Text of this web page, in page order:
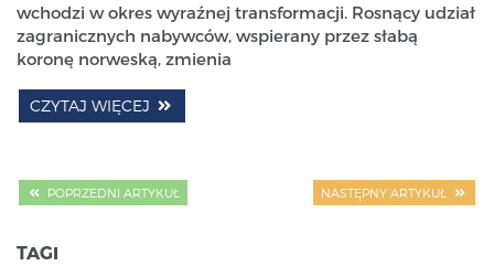
wchodzi w okres wyraźnej transformacji. Rosnący udział
zagranicznych nabywców, wspierany przez słabą
koronę norweską, zmienia
CZYTAJ WIĘCEJ
POPRZEDNI ARTYKUŁ NASTĘPNY ARTYKUŁ
TAGI